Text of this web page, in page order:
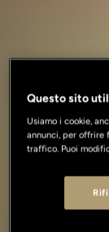
Questo sito
Usiamo i cookie,
annunci, per offrire
traffico. Puoi